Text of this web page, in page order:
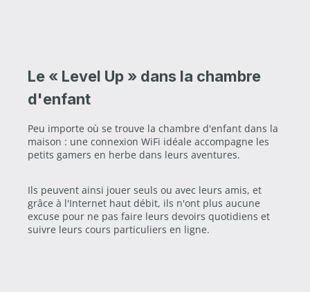
Le « Level Up » dans la chambre
d'enfant
Peu importe où se trouve la chambre d'enfant dans la
maison : une connexion WiFi idéale accompagne les
petits gamers en herbe dans leurs aventures.
Ils peuvent ainsi jouer seuls ou avec leurs amis, et
grâce à l'Internet haut débit, ils n'ont plus aucune
excuse pour ne pas faire leurs devoirs quotidiens et
suivre leurs cours particuliers en ligne.